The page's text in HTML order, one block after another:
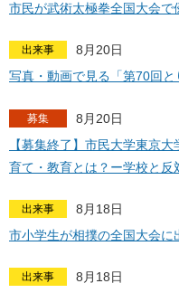
市民が武術太極拳全国大会で
出来事
8月20日
写真・動画で見る「第70回と
募集
8月20日
【募集終了】市民大学東京
育て・教育とは？ー学校と反
出来事
8月18日
市小学生が相撲の全国大会に
出来事
8月18日